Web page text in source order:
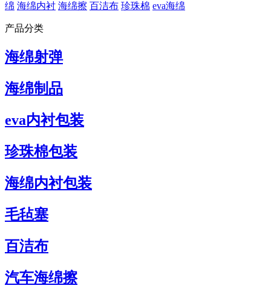
绵 海绵内衬 海绵擦 百洁布 珍珠棉 eva海绵
产品分类
海绵射弹
海绵制品
eva内衬包装
珍珠棉包装
海绵内衬包装
毛毡塞
百洁布
汽车海绵擦